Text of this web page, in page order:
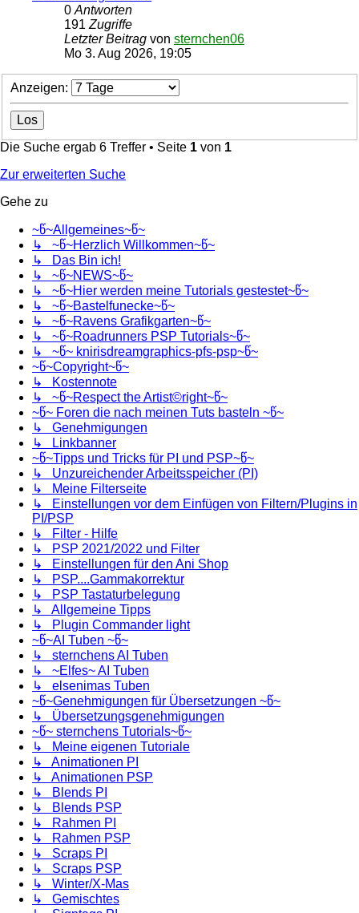
0 Antworten
191 Zugriffe
Letzter Beitrag von sternchen06
Mo 3. Aug 2026, 19:05
Anzeigen:
Die Suche ergab 6 Treffer • Seite 1 von 1
Zur erweiterten Suche
Gehe zu
~წ~Allgemeines~წ~
↳ ~წ~Herzlich Willkommen~წ~
↳ Das Bin ich!
↳ ~წ~NEWS~წ~
↳ ~წ~Hier werden meine Tutorials gestestet~წ~
↳ ~წ~Bastelfunecke~წ~
↳ ~წ~Ravens Grafikgarten~წ~
↳ ~წ~Roadrunners PSP Tutorials~წ~
↳ ~წ~ knirisdreamgraphics-pfs-psp~წ~
~წ~Copyright~წ~
↳ Kostennote
↳ ~წ~Respect the Artist©right~წ~
~წ~ Foren die nach meinen Tuts basteln ~წ~
↳ Genehmigungen
↳ Linkbanner
~წ~Tipps und Tricks für PI und PSP~წ~
↳ Unzureichender Arbeitsspeicher (PI)
↳ Meine Filterseite
↳ Einstellungen vor dem Einfügen von Filtern/Plugins in
PI/PSP
↳ Filter - Hilfe
↳ PSP 2021/2022 und Filter
↳ Einstellungen für den Ani Shop
↳ PSP....Gammakorrektur
↳ PSP Tastaturbelegung
↳ Allgemeine Tipps
↳ Plugin Commander light
~წ~AI Tuben ~წ~
↳ sternchens AI Tuben
↳ ~Elfes~ AI Tuben
↳ elsenimas Tuben
~წ~Genehmigungen für Übersetzungen ~წ~
↳ Übersetzungsgenehmigungen
~წ~ sternchens Tutorials~წ~
↳ Meine eigenen Tutoriale
↳ Animationen PI
↳ Animationen PSP
↳ Blends PI
↳ Blends PSP
↳ Rahmen PI
↳ Rahmen PSP
↳ Scraps PI
↳ Scraps PSP
↳ Winter/X-Mas
↳ Gemischtes